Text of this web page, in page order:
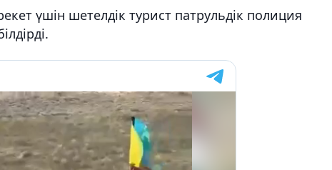
үшін шетелдік турист патрульдік полиция